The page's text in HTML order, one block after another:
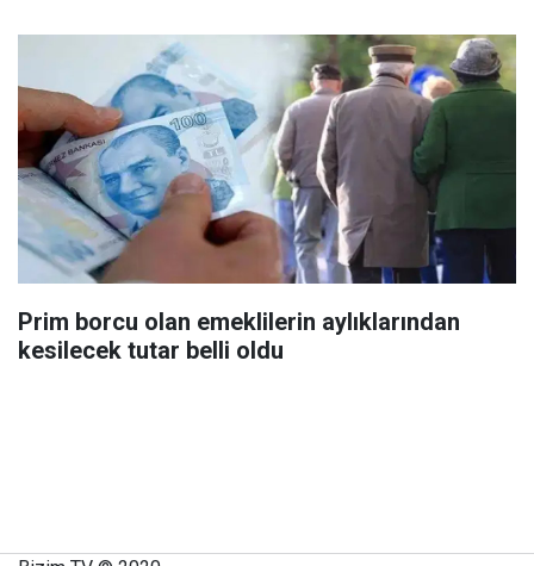
Prim borcu olan emeklilerin aylıklarından
kesilecek tutar belli oldu